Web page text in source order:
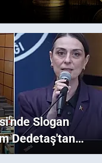
Slogan
Dedetaş'tan
ve